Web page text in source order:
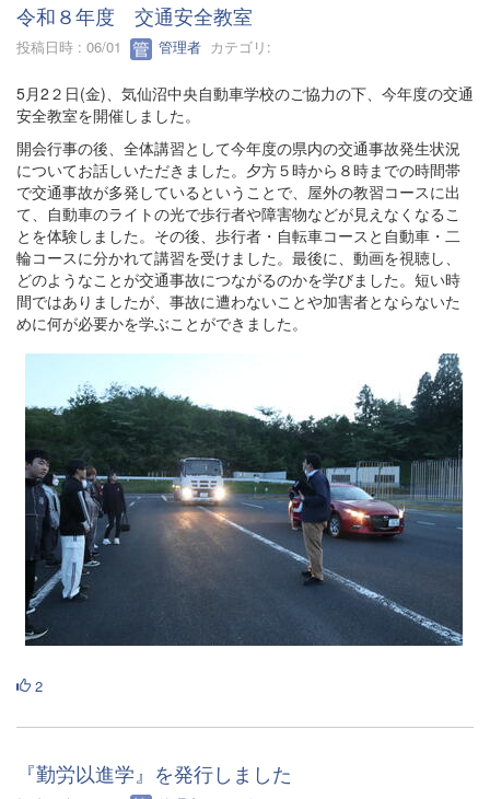
令和８年度 交通安全教室
投稿日時 : 06/01 管理者 カテゴリ:
5月2２日(金)、気仙沼中央自動車学校のご協力の下、今年度の交通
安全教室を開催しました。
開会行事の後、全体講習として今年度の県内の交通事故発生状況
についてお話しいただきました。夕方５時から８時までの時間帯
で交通事故が多発しているということで、屋外の教習コースに出
て、自動車のライトの光で歩行者や障害物などが見えなくなるこ
とを体験しました。その後、歩行者・自転車コースと自動車・二
輪コースに分かれて講習を受けました。最後に、動画を視聴し、
どのようなことが交通事故につながるのかを学びました。短い時
間ではありましたが、事故に遭わないことや加害者とならないた
めに何が必要かを学ぶことができました。
2
『勤労以進学』を発行しました